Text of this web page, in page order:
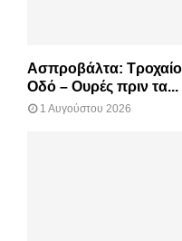
Ασπροβάλτα: Τροχαίο
Οδό – Ουρές πριν τα...
1 Αυγούστου 2026